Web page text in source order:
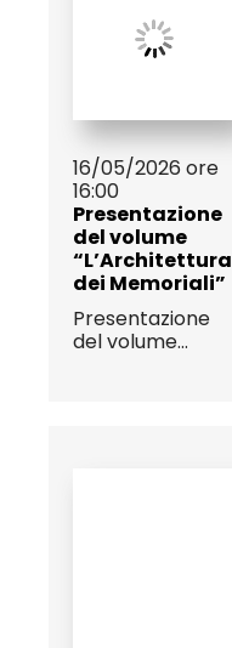
16/05/2026 ore
16:00
Presentazione
del volume
“L’Architettura
dei Memoriali”
Presentazione
del volume...